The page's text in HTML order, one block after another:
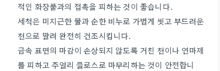
적인 화장품과의 접촉을 피하는 것이 좋습니다.
세척은 미지근한 물과 순한 비누로 가볍게 씻고 부드러운
천으로 말려 완전히 건조시킵니다.
금속 표면의 마감이 손상되지 않도록 거친 천이나 연마제
를 피하고 주얼리 클로스로 마무리하는 것이 안전합니